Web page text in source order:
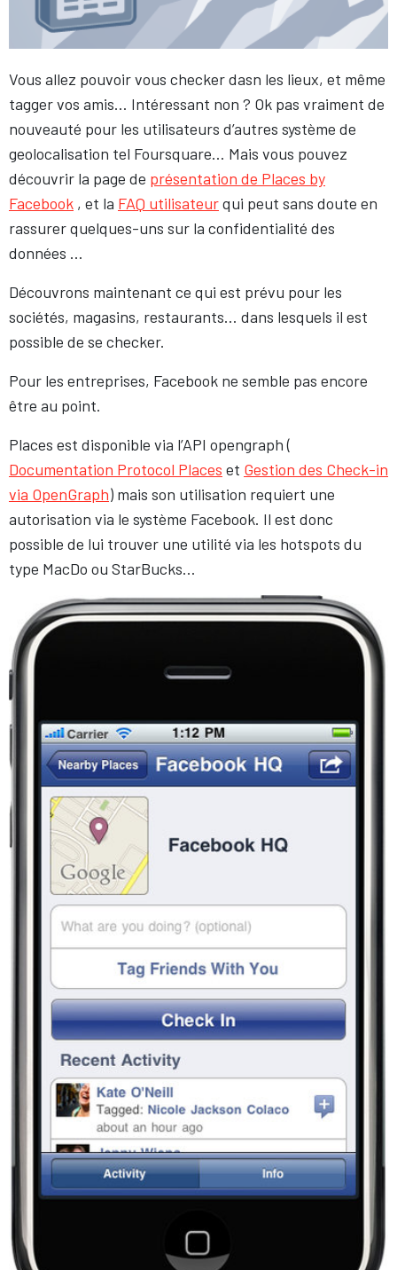
Vous allez pouvoir vous checker dasn les lieux, et même
tagger vos amis… Intéressant non ? Ok pas vraiment de
nouveauté pour les utilisateurs d’autres système de
geolocalisation tel Foursquare… Mais vous pouvez
découvrir la page de présentation de Places by
Facebook , et la FAQ utilisateurqui peut sans doute en
rassurer quelques-uns sur la confidentialité des
données …
Découvrons maintenant ce qui est prévu pour les
sociétés, magasins, restaurants… dans lesquels il est
possible de se checker.
Pour les entreprises, Facebook ne semble pas encore
être au point.
Places est disponible via l’API opengraph (
Documentation Protocol Places et Gestion des Check-in
via OpenGraph) mais son utilisation requiert une
autorisation via le système Facebook. Il est donc
possible de lui trouver une utilité via les hotspots du
type MacDo ou StarBucks…